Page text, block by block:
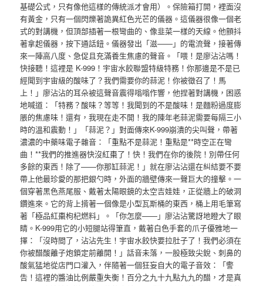
基礎公式，只有像他這樣的傳統派才會用）。保險箱打開，裡面沒
有黃金，只有一個閃爍著詭異紅色光芒的儀器。這儀器很像一個老
式的對講機，但頂部插著一根彎曲的、像韭菜一樣的天線。他顫抖
著拿起儀器，按下通話鈕。儀器發出「滋——」的電流聲，接著傳
來一陣高八度、急促且充滿養生焦慮的聲音。「喂！是廖沾沾嗎！
快接聽！這裡是 K-999！宇宙水餃聯盟特級特務！你那邊是不是已
經聞到宇宙級的酸味了？我們需要你的蒜泥！你被徵召了！馬
上！」廖沾沾的耳朵被這聲音震得嗡嗡作響，他捏著對講機，困惑
地喊道：「特務？酸味？等等！我聞到的不是酸味！是麵粉過度膨
脹的焦慮味！還有，我現在走不開！我的陳年老蒜泥需要每隔三小
時的溫和震動！」「蒜泥？」對面傳來K-999崩潰的尖叫聲，帶著
濃濃的中藥味電子雜音：「重點不是蒜泥！重點是**時空正在彎
曲！**我們的推進器快沒紅棗了！快！我們在你的後院！別帶任何
多餘的東西！除了——你那缸蒜泥！」就在廖沾沾還在糾結要不要
帶上他最珍愛的那把銀勺時，外面的牆壁傳來一聲巨大的撞擊。一
個穿著黑色燕尾服、戴著太陽眼鏡的太空吉娃娃，正從牆上的破洞
鑽進來。它的背上揹著一個像是小型瓦斯桶的東西，桶上用毛筆寫
著「極品紅棗枸杞燃料」。「你怎麼——」廖沾沾驚訝地瞪大了眼
睛。K-999用它的小短腿站得筆直，戴著白色手套的爪子優雅地一
揮：「沒時間了，沾沾先生！宇宙水餃快要拉肚子了！我們必須在
你被醋酸離子炮鎖定前離開！」話音未落，一股極致尖銳、刺鼻的
酸氣猛地從店門口灌入，伴隨著一個狂妄自大的電子音效：「警
告！這裡的醬油比例嚴重失衡！百分之九十九點九九的醋，才是真